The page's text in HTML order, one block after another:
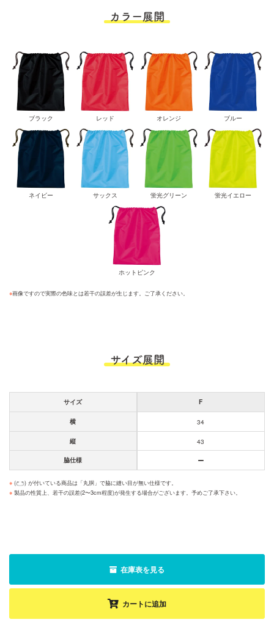
カラー展開
ブラック レッド オレンジ ブルー
ネイビー サックス 蛍光グリーン 蛍光イエロー
ホットピンク
※画像ですので実際の色味とは若干の誤差が生じます。ご了承ください。
サイズ展開
サイズ F
横 34
縦 43
脇仕様
※ (
) が付いている商品は「丸胴」で脇に縫い目が無い仕様です。
※ 製品の性質上、若干の誤差(2〜3cm程度)が発生する場合がございます。予めご了承下さい。
在庫表を見る
カートに追加